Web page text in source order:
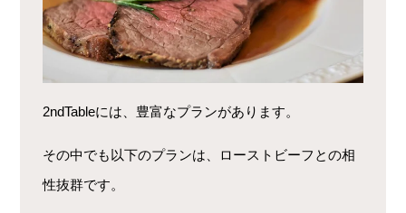
2ndTableには、豊富なプランがあります。
その中でも以下のプランは、ローストビーフとの相
性抜群です。